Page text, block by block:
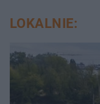
LOKALNIE: